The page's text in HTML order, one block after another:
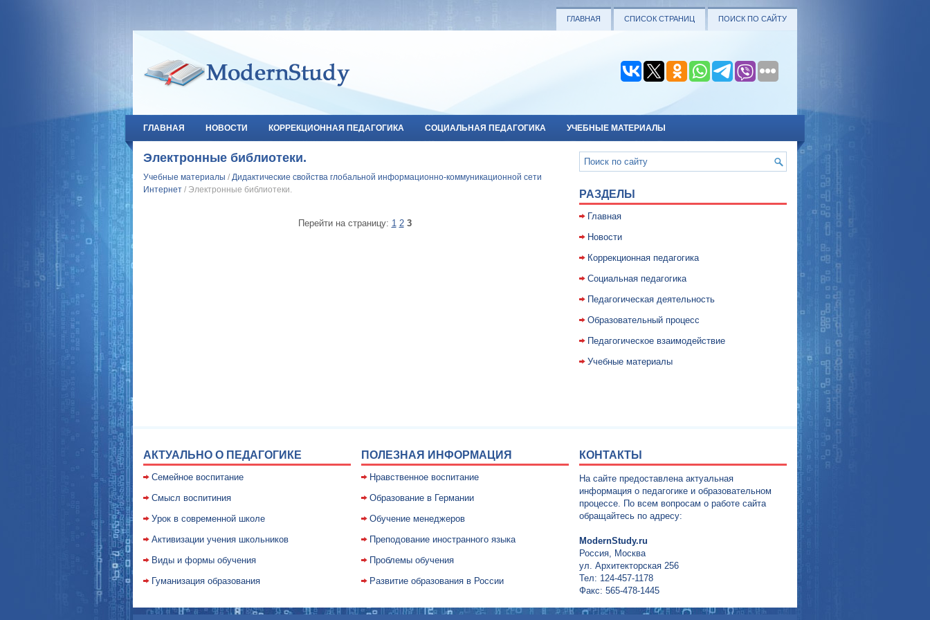
ГЛАВНАЯ СПИСОК СТРАНИЦ ПОИСК ПО САЙТУ
ГЛАВНАЯ НОВОСТИ КОРРЕКЦИОННАЯ ПЕДАГОГИКА СОЦИАЛЬНАЯ ПЕДАГОГИКА УЧЕБНЫЕ МАТЕРИАЛЫ
Электронные библиотеки.
Учебные материалы / Дидактические свойства глобальной информационно-коммуникационной сети
Интернет / Электронные библиотеки.
Перейти на страницу: 1 2 3
РАЗДЕЛЫ
Главная
Новости
Коррекционная педагогика
Социальная педагогика
Педагогическая деятельность
Образовательный процесс
Педагогическое взаимодействие
Учебные материалы
АКТУАЛЬНО О ПЕДАГОГИКЕ
Семейное воспитание
Смысл воспитиния
Уpок в совpеменной школе
Активизации учения школьников
Виды и формы обучения
Гуманизация образования
ПОЛЕЗНАЯ ИНФОРМАЦИЯ
Нравственное воспитание
Образование в Германии
Обучение менеджеров
Преподование иностранного языка
Проблемы обучения
Развитие образования в России
КОНТАКТЫ
На сайте предоставлена актуальная
информация о педагогике и образовательном
процессе. По всем вопросам о работе сайта
обращайтесь по адресу:
ModernStudy.ru
Россия, Москва
ул. Архитекторская 256
Тел: 124-457-1178
Факс: 565-478-1445